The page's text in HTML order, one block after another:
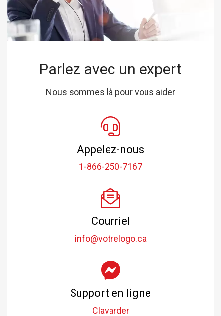
Parlez avec un expert
Nous sommes là pour vous aider
Appelez-nous
1-866-250-7167
Courriel
info@votrelogo.ca
Support en ligne
Clavarder